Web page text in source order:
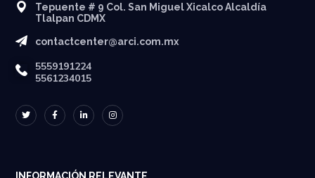
Tepuente # 9 Col. San Miguel Xicalco Alcaldía
Tlalpan CDMX
contactcenter@arci.com.mx
5559191224
5561234015
INFORMACIÓN RELEVANTE